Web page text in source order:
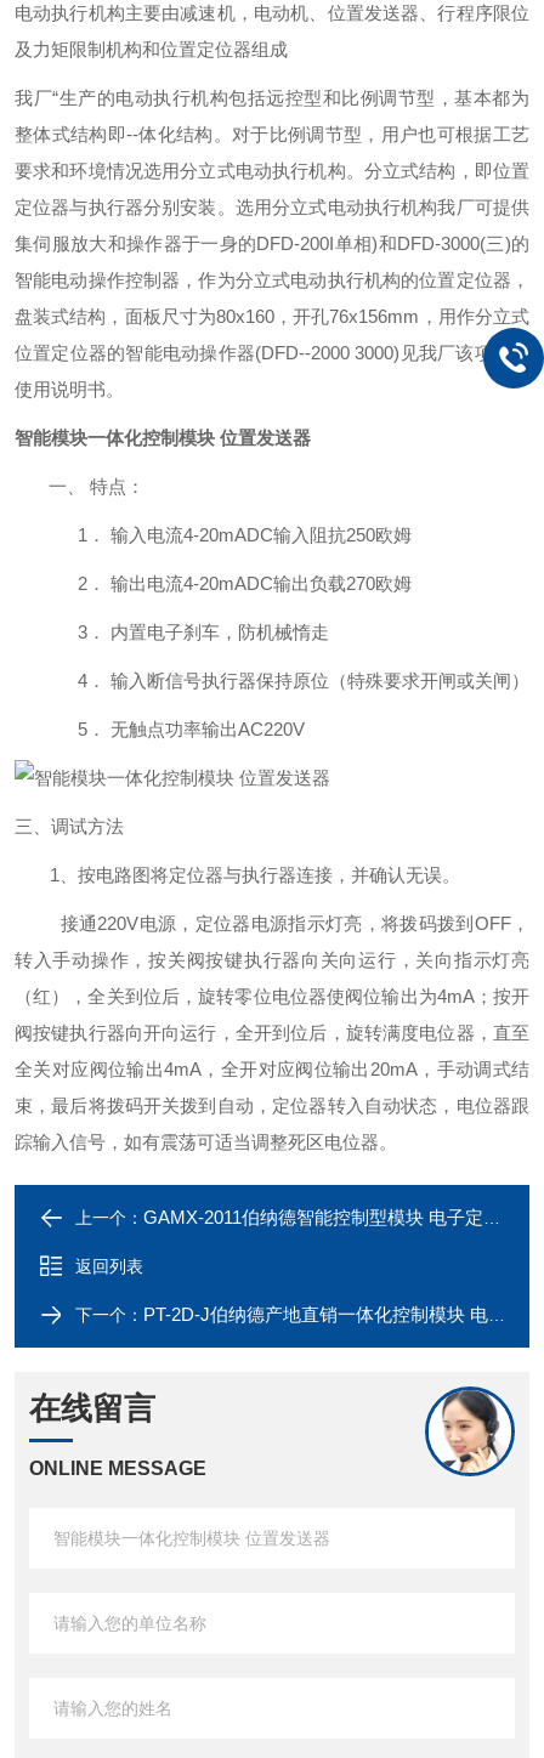
电动执行机构主要由减速机，电动机、位置发送器、行程序限位
及力矩限制机构和位置定位器组成
我厂“生产的电动执行机构包括远控型和比例调节型，基本都为
整体式结构即--体化结构。对于比例调节型，用户也可根据工艺
要求和环境情况选用分立式电动执行机构。分立式结构，即位置
定位器与执行器分别安装。选用分立式电动执行机构我厂可提供
集伺服放大和操作器于一身的DFD-200I单相)和DFD-3000(三)的
智能电动操作控制器，作为分立式电动执行机构的位置定位器，
盘装式结构，面板尺寸为80x160 ，开孔76x156mm ，用作分立式
位置定位器的智能电动操作器(DFD--2000 3000) 见我厂该项产品
使用说明书。
智能模块一体化控制模块 位置发送器
一、 特点：
1． 输入电流4-20mADC输入阻抗250欧姆
2． 输出电流4-20mADC输出负载270欧姆
3． 内置电子刹车，防机械惰走
4． 输入断信号执行器保持原位（特殊要求开闸或关闸）
5． 无触点功率输出AC220V
三、调试方法
1 、按电路图将定位器与执行器连接，并确认无误。
接通220V电源，定位器电源指示灯亮，将拨码拨到OFF，
转入手动操作，按关阀按键执行器向关向运行，关向指示灯亮
（红），全关到位后，旋转零位电位器使阀位输出为4mA；按开
阀按键执行器向开向运行，全开到位后，旋转满度电位器，直至
全关对应阀位输出4mA ，全开对应阀位输出20mA，手动调式结
束，最后将拨码开关拨到自动，定位器转入自动状态，电位器跟
踪输入信号，如有震荡可适当调整死区电位器。
上一个： GAMX-2011伯纳德智能控制型模块 电子定位模块 线路板
返回列表
下一个： PT-2D-J伯纳德产地直销一体化控制模块 电子定位器
在线留言
ONLINE MESSAGE